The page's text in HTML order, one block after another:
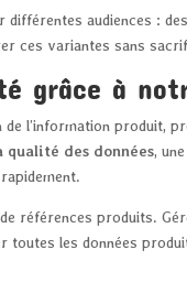
audiences :
ces variantes sans
grâce à
l’information produit,
des données,
références produits.
les données